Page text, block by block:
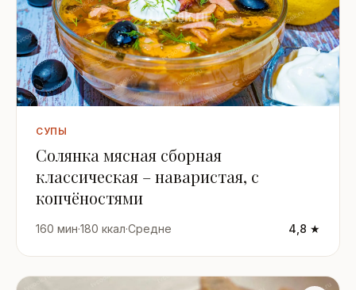
СУПЫ
Солянка мясная сборная
классическая – наваристая, с
копчёностями
160 мин·180 ккал·Средне 4,8 ★